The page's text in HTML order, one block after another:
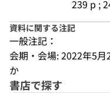
239 p ;
資料に関する注記
一般注記：
会期・会場: 2022年5
か
書店で探す